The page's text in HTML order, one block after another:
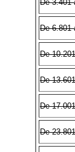
De 3.401
De 6.801
De
De
De
De